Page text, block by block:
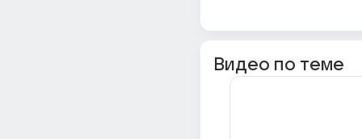
Видео по теме